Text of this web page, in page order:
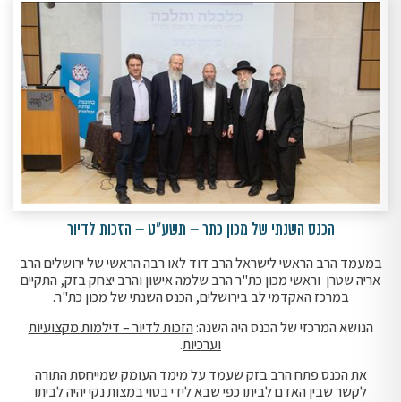
הכנס השנתי של מכון כתר – תשע"ט – הזכות לדיור
במעמד הרב הראשי לישראל הרב דוד לאו רבה הראשי של ירושלים הרב
אריה שטרן וראשי מכון כת"ר הרב שלמה אישון והרב יצחק בזק, התקיים
במרכז האקדמי לב בירושלים, הכנס השנתי של מכון כת"ר.
הנושא המרכזי של הכנס היה השנה:הזכות לדיור – דילמות מקצועיות
וערכיות.
את הכנס פתח הרב בזק שעמד על מימד העומק שמייחסת התורה
לקשר שבין האדם לביתו כפי שבא לידי בטוי במצות נקי יהיה לביתו